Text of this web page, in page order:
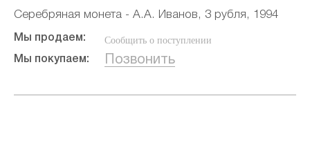
Серебряная монета - А.А. Иванов, 3 рубля, 1994
Мы продаем: Сообщить о поступлении
Мы покупаем: Позвонить